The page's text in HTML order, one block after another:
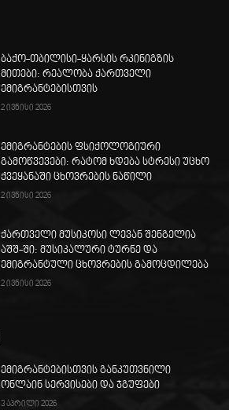
ბაქო-თბილისი-ყარსის რკინიგზის
მითები: რეალობა ქართველი
ემიგრანტებისთვის
2 ივნისი 2026
ემიგრანტების ფსიქოლოგიური
გამოწვევები: რატომ ხდება სტრესი უცხო
ქვეყანაში ცხოვრების ნაწილი
2 ივნისი 2026
ქართველი მუსიკოსი ლევან შენგელია
აშშ-ში: მუსიკალური ტურნე და
ემიგრანტული ცხოვრების გამოცდილება
2 ივნისი 2026
ემიგრანტებისთვის განკუთვნილი
ონლაინ სერვისები და ჯგუფები
3 აპრილი 2026